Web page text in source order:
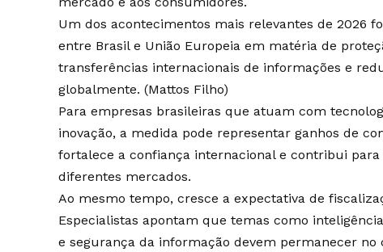
Um dos acontecimentos mais relevantes de 2026
entre Brasil e União Europeia em matéria de
transferências internacionais de informações e
globalmente. (Mattos Filho)
Para empresas brasileiras que atuam com
inovação, a medida pode representar ganhos de
fortalece a confiança internacional e contribui
diferentes mercados.
Ao mesmo tempo, cresce a expectativa de
Especialistas apontam que temas como
e segurança da informação devem permanecer